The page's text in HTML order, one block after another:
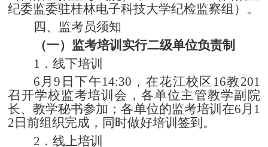
纪委监委驻桂林电子科技大学纪检监察组）。
四、监考员须知
（一）监考培训实行二级单位负责制
1 ．线下培训
6 月9 日下午14:30 ，在花江校区 16教201
召开学校监考培训会，各单位主管教学副院
长、教学秘书参加；各单位的监考培训在6月 1
2 日前组织完成，同时做好培训签到。
2 ．线上培训